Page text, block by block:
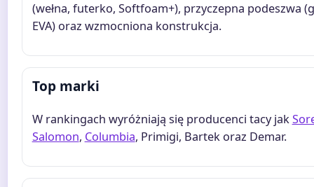
(wełna, futerko, Softfoam+), przyczepna podeszwa
EVA) oraz wzmocniona konstrukcja.
Top marki
W rankingach wyróżniają się producenci tacy jak
Salomon, Columbia, Primigi, Bartek oraz Demar.